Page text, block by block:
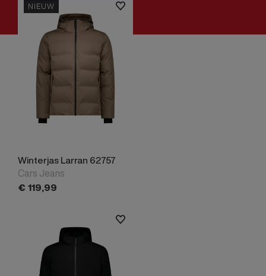
NIEUW
Winterjas Larran 62757
Cars Jeans
€ 119,99